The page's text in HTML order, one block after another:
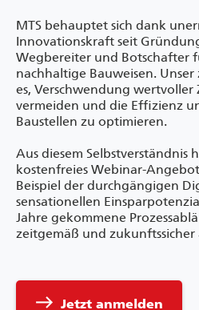
MTS behauptet sich dank
Innovationskraft seit
Wegbereiter und Botschafter
nachhaltige Bauweisen.
es, Verschwendung wertvoller
vermeiden und die Effizienz
Baustellen zu optimieren.
Aus diesem Selbstverständnis
kostenfreies Webinar-
Beispiel der durchgängigen
sensationellen
Jahre gekommene
zeitgemäß und zukunftssicher
east Jetzt anmelden